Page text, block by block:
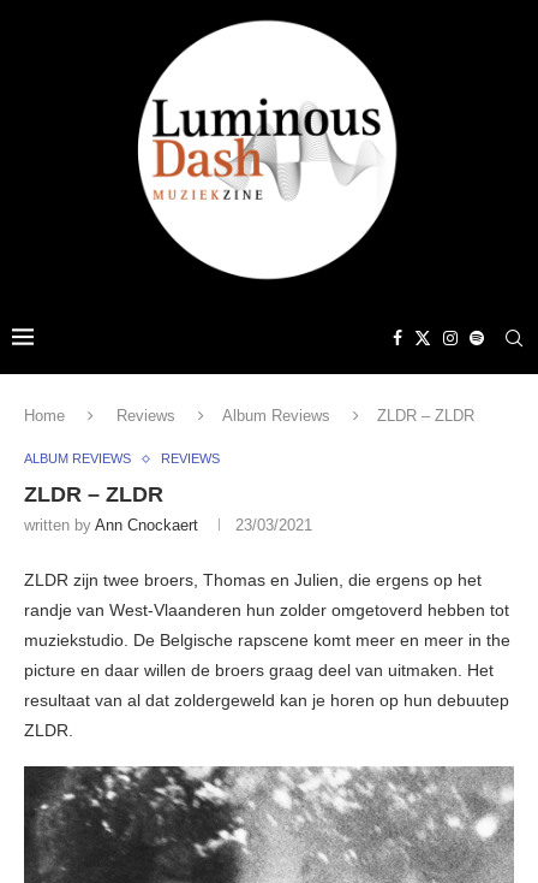
Home Reviews Album Reviews ZLDR – ZLDR
ALBUM REVIEWS REVIEWS
ZLDR – ZLDR
written by Ann Cnockaert 23/03/2021
ZLDR zijn twee broers, Thomas en Julien, die ergens op het
randje van West-Vlaanderen hun zolder omgetoverd hebben tot
muziekstudio. De Belgische rapscene komt meer en meer in the
picture en daar willen de broers graag deel van uitmaken. Het
resultaat van al dat zoldergeweld kan je horen op hun debuutep
ZLDR.